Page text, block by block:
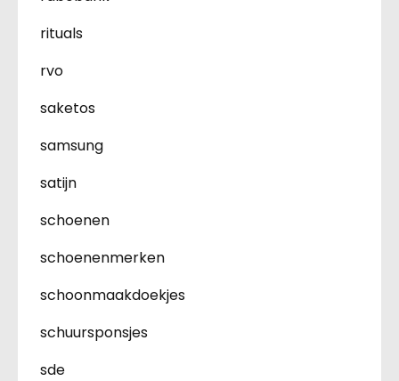
rituals
rvo
saketos
samsung
satijn
schoenen
schoenenmerken
schoonmaakdoekjes
schuursponsjes
sde